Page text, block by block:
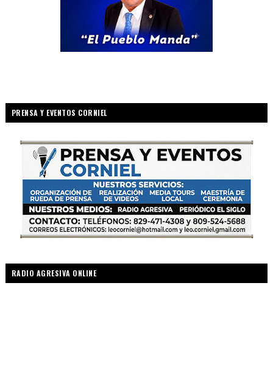
PRENSA Y EVENTOS CORNIEL
RADIO AGRESIVA ONLINE